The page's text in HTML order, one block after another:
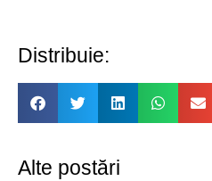
Distribuie:
Alte postări